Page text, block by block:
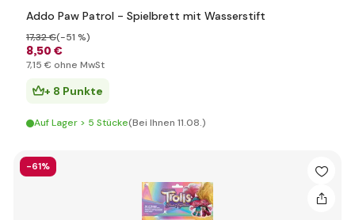
Addo Paw Patrol - Spielbrett mit Wasserstift
8,50 €
17,32 €(-51 %)
7,15 € ohne MwSt
+ 8 Punkte
Auf Lager > 5 Stücke(Bei Ihnen 11.08.)
-61%